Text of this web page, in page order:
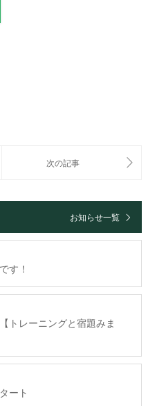
お知らせ一覧
す！
トレーニングと宿題みま
ート